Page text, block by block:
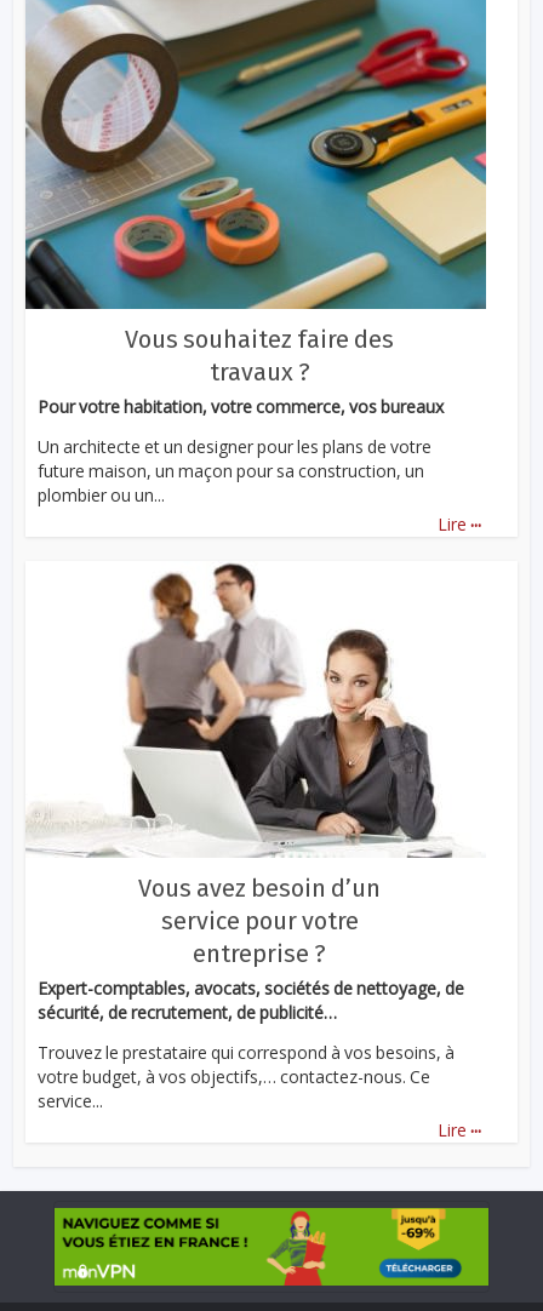
Vous souhaitez faire des
travaux ?
Pour votre habitation, votre commerce, vos bureaux
Un architecte et un designer pour les plans de votre
future maison, un maçon pour sa construction, un
plombier ou un...
Lire ...
Vous avez besoin d’un
service pour votre
entreprise ?
Expert-comptables, avocats, sociétés de nettoyage, de
sécurité, de recrutement, de publicité…
Trouvez le prestataire qui correspond à vos besoins, à
votre budget, à vos objectifs,… contactez-nous. Ce
service...
Lire ...